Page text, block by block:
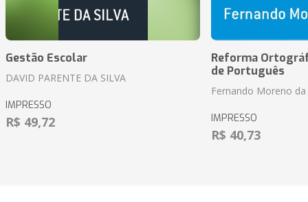
Gestão Escolar
DAVID PARENTE DA SILVA
IMPRESSO
R$ 49,72
Reforma
de Português
Fernando Moreno da
IMPRESSO
R$ 40,73